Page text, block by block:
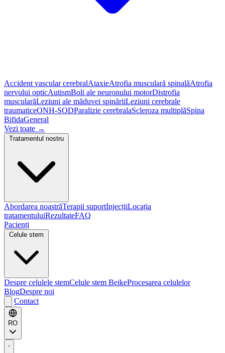
Accident vascular cerebralAtaxieAtrofia musculară spinalăAtrofia
nervului opticAutismBoli ale neuronului motorDistrofia
muscularăLeziuni ale măduvei spinăriiLeziuni cerebrale
traumaticeONH-SODParalizie cerebralaScleroza multiplăSpina
BifidaGeneral
Vezi toate →
Abordarea noastrăTerapii suportInjecțiiLocația
tratamentuluiRezultateFAQ
Pacienți
Despre celulele stemCelule stem BeikeProcesarea celulelor
BlogDespre noi
Contact
RO